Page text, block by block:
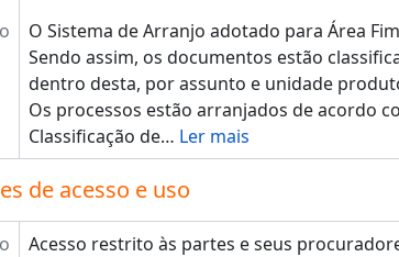
O Sistema de Arranjo adotado para Área
Sendo assim, os documentos estão
dentro desta, por assunto e unidade
Os processos estão arranjados de acordo
Classificação de… Ler mais
de acesso e uso
Acesso restrito às partes e seus